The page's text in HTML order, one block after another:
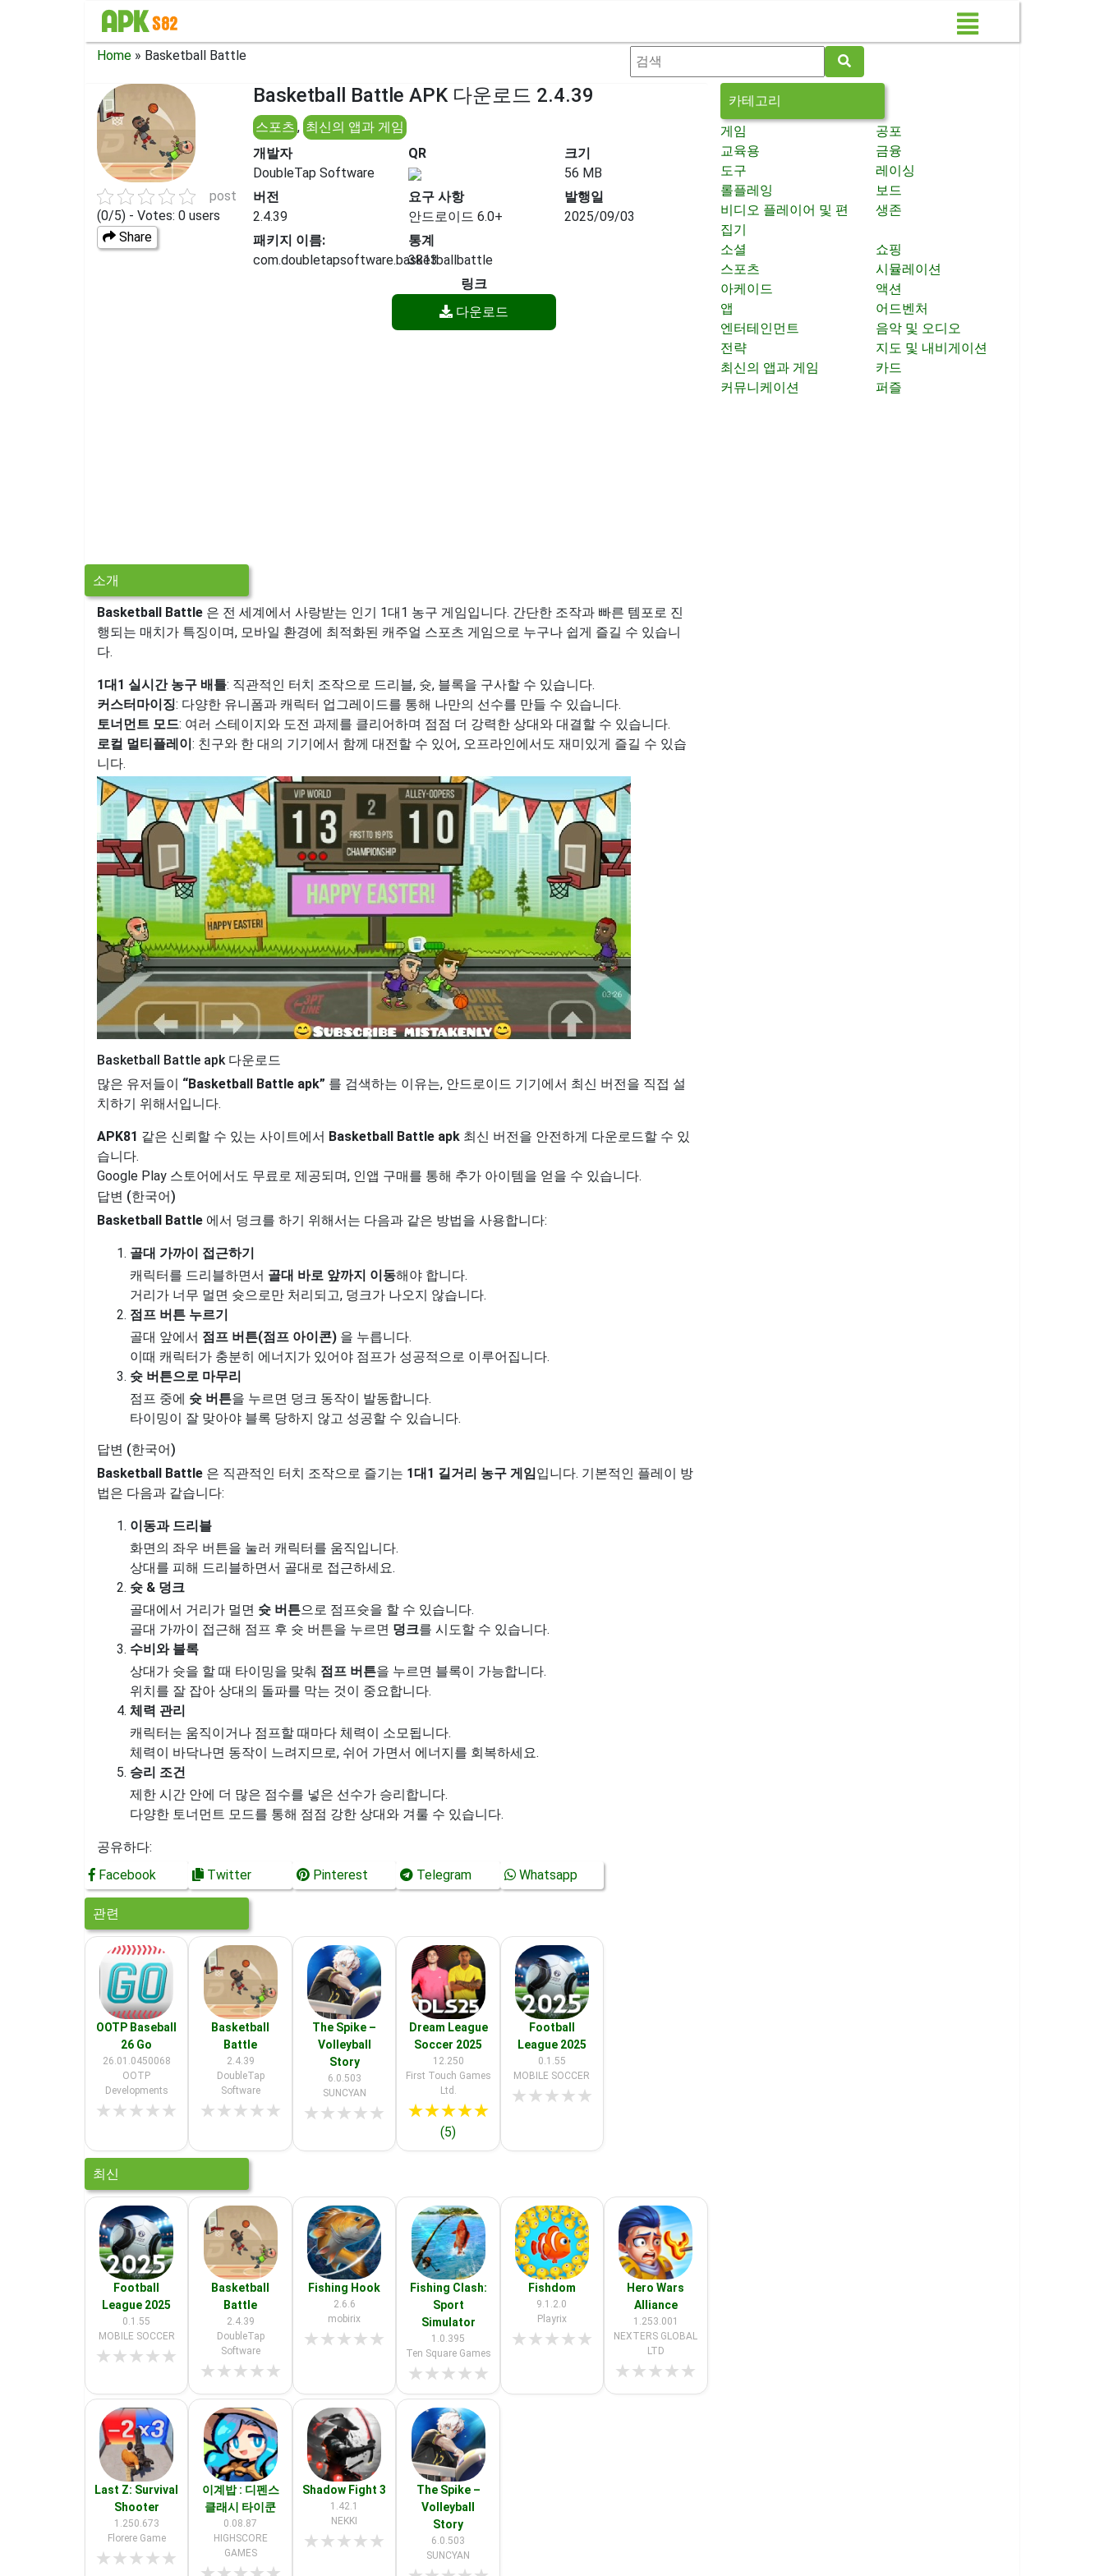
Home » Basketball Battle
post
(0/5) - Votes: 0 users
Share
Basketball Battle APK 다운로드 2.4.39
스포츠, 최신의 앱과 게임
개발자
DoubleTap Software
QR
크기
56 MB
버전
2.4.39
요구 사항
안드로이드 6.0+
발행일
2025/09/03
패키지 이름:
com.doubletapsoftware.basketballbattle
통계
3813
링크
다운로드
소개
Basketball Battle 은 전 세계에서 사랑받는 인기 1대1 농구 게임입니다. 간단한 조작과 빠른 템포로 진
행되는 매치가 특징이며, 모바일 환경에 최적화된 캐주얼 스포츠 게임으로 누구나 쉽게 즐길 수 있습니
다.
1대1 실시간 농구 배틀: 직관적인 터치 조작으로 드리블, 슛, 블록을 구사할 수 있습니다.
커스터마이징: 다양한 유니폼과 캐릭터 업그레이드를 통해 나만의 선수를 만들 수 있습니다.
토너먼트 모드: 여러 스테이지와 도전 과제를 클리어하며 점점 더 강력한 상대와 대결할 수 있습니다.
로컬 멀티플레이: 친구와 한 대의 기기에서 함께 대전할 수 있어, 오프라인에서도 재미있게 즐길 수 있습
니다.
Basketball Battle apk 다운로드
많은 유저들이 “Basketball Battle apk” 를 검색하는 이유는, 안드로이드 기기에서 최신 버전을 직접 설
치하기 위해서입니다.
APK81 같은 신뢰할 수 있는 사이트에서 Basketball Battle apk 최신 버전을 안전하게 다운로드할 수 있
습니다.
Google Play 스토어에서도 무료로 제공되며, 인앱 구매를 통해 추가 아이템을 얻을 수 있습니다.
답변 (한국어)
Basketball Battle 에서 덩크를 하기 위해서는 다음과 같은 방법을 사용합니다:
골대 가까이 접근하기
캐릭터를 드리블하면서 골대 바로 앞까지 이동해야 합니다.
거리가 너무 멀면 슛으로만 처리되고, 덩크가 나오지 않습니다.
점프 버튼 누르기
골대 앞에서 점프 버튼(점프 아이콘) 을 누릅니다.
이때 캐릭터가 충분히 에너지가 있어야 점프가 성공적으로 이루어집니다.
슛 버튼으로 마무리
점프 중에 슛 버튼을 누르면 덩크 동작이 발동합니다.
타이밍이 잘 맞아야 블록 당하지 않고 성공할 수 있습니다.
답변 (한국어)
Basketball Battle 은 직관적인 터치 조작으로 즐기는 1대1 길거리 농구 게임입니다. 기본적인 플레이 방
법은 다음과 같습니다:
이동과 드리블
화면의 좌우 버튼을 눌러 캐릭터를 움직입니다.
상대를 피해 드리블하면서 골대로 접근하세요.
슛 & 덩크
골대에서 거리가 멀면 슛 버튼으로 점프슛을 할 수 있습니다.
골대 가까이 접근해 점프 후 슛 버튼을 누르면 덩크를 시도할 수 있습니다.
수비와 블록
상대가 슛을 할 때 타이밍을 맞춰 점프 버튼을 누르면 블록이 가능합니다.
위치를 잘 잡아 상대의 돌파를 막는 것이 중요합니다.
체력 관리
캐릭터는 움직이거나 점프할 때마다 체력이 소모됩니다.
체력이 바닥나면 동작이 느려지므로, 쉬어 가면서 에너지를 회복하세요.
승리 조건
제한 시간 안에 더 많은 점수를 넣은 선수가 승리합니다.
다양한 토너먼트 모드를 통해 점점 강한 상대와 겨룰 수 있습니다.
공유하다:
Facebook
Twitter Pinterest Telegram Whatsapp
관련
OOTP Baseball
26 Go
26.01.0450068
OOTP
Developments
★★★★★
Basketball
Battle
2.4.39
DoubleTap
Software
★★★★★
The Spike –
Volleyball
Story
6.0.503
SUNCYAN
★★★★★
Dream League
Soccer 2025
12.250
First Touch Games
Ltd.
★★★★★
(5)
Football
League 2025
0.1.55
MOBILE SOCCER
★★★★★
최신
Football
League 2025
0.1.55
MOBILE SOCCER
★★★★★
Basketball
Battle
2.4.39
DoubleTap
Software
★★★★★
Fishing Hook
2.6.6
mobirix
★★★★★
Fishing Clash:
Sport
Simulator
1.0.395
Ten Square Games
★★★★★
Fishdom
9.1.2.0
Playrix
★★★★★
Hero Wars
Alliance
1.253.001
NEXTERS GLOBAL
LTD
★★★★★
Last Z: Survival
Shooter
1.250.673
Florere Game
★★★★★
이계밥 : 디펜스
클래시 타이쿤
0.08.87
HIGHSCORE
GAMES
Shadow Fight 3
1.42.1
NEKKI
★★★★★
The Spike –
Volleyball
Story
6.0.503
SUNCYAN
카테고리
게임
공포
교육용
금융
도구
레이싱
롤플레잉
보드
비디오 플레이어 및 편
집기
생존
소셜
쇼핑
스포츠
시뮬레이션
아케이드
액션
앱
어드벤처
엔터테인먼트
음악 및 오디오
전략
지도 및 내비게이션
최신의 앱과 게임
카드
커뮤니케이션
퍼즐